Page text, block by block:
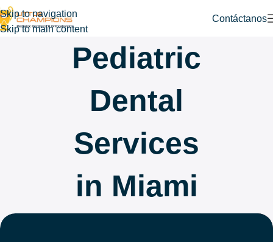
Skip to navigation
Skip to main content
Contáctanos
Pediatric
Dental
Services
in Miami